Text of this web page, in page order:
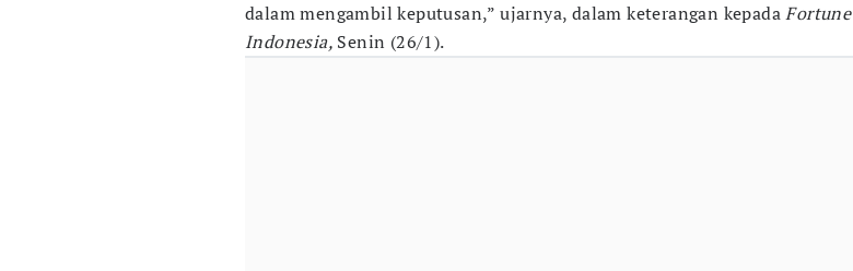
dalam mengambil keputusan,” ujarnya, dalam keterangan kepadaFortune
Indonesia, Senin (26/1).